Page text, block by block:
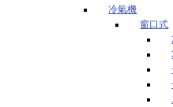
冷氣機
窗口式